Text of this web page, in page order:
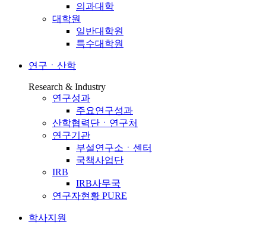
의과대학
대학원
일반대학원
특수대학원
연구ㆍ산학
Research & Industry
연구성과
주요연구성과
산학협력단ㆍ연구처
연구기관
부설연구소ㆍ센터
국책사업단
IRB
IRB사무국
연구자현황 PURE
학사지원